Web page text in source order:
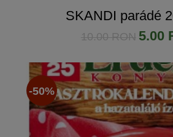
SKANDI parádé
10.00 RON 5.00
-50%